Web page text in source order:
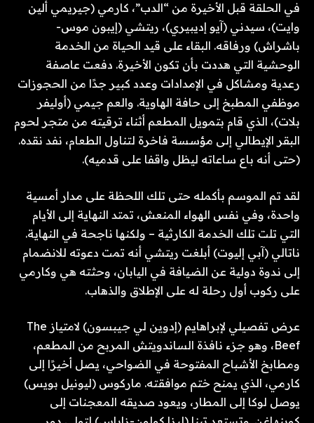
في الحلقة قبل الأخيرة من “الدب”، كارمي (جيريمي ألين
وايت)، سيدني (آيو إديبيري)، ريتشي (إيبون موس-
باشراش) ورفاقه. البقاء على قيد الحياة من الخدمة
الوحشية التي هددت بأن تكون الأخيرة. دفعت عاصفة
رعدية ومشاكل في الإمدادات وعدد كبير جدًا من الحجوزات
موظفي المطبخ إلى حافة الهاوية. والعم جيمي (أوليفر
بلات)، الذي قام بتمويل المطعم أثناء ترقيته من متجر لحوم
البقر الإيطالي إلى مؤسسة فاخرة لتناول الطعام، نفد نقده.
(حتى أنه باع ساعاته ليظل واقفا على قدميه).
لقد تم الموسم بأكمله حتى تلك اللحظة على مدار أمسية
واحدة، وفي نفس الهواء المنعش، تمتد النهاية إلى الأيام
التي تلت تلك الخدمة الكارثية – ولكنها ناجحة في النهاية.
ناتالي (آبي إليوت) أبلغت ريتشي أنه تمت دعوته للانضمام
إلى ندوة دولية عن الضيافة في اليابان، وحثته هي وكارمي
على ركوب أول رحلة له على الإطلاق والذهاب.
عرض تفصيلي لإبراهايم (إدوين لي جيبسون) لامتياز The
Beef، وهو جزء نافذة الساندويتش المربح من المطعم،
ومطابخ الأشباح المفتوحة في الضواحي، يصل أخيرًا إلى
كارمي، الذي يمنح ختم موافقته. ماركوس (ليونيل بويس)
يوصل لوكا إلى المطار، ويعود صديقه المعجنات إلى